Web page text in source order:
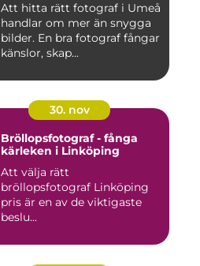
Att hitta rätt fotograf i Umeå
handlar om mer än snygga
bilder. En bra fotograf fångar
känslor, skap...
30. nov
Bröllopsfotograf - fånga
kärleken i Linköping
Att välja rätt
bröllopsfotograf Linköping
pris är en av de viktigaste
beslu...